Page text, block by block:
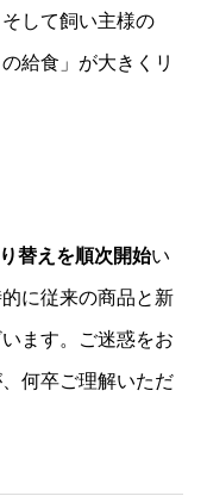
して飼い主様の
給食」が大きくリ
替えを順次開始い
に従来の商品と新
ます。ご迷惑をお
何卒ご理解いただ